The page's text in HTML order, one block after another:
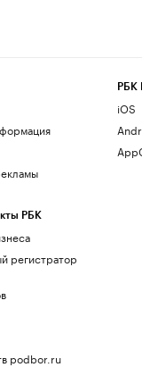
РБК
регистратор
podbor.ru
РБК
iOS